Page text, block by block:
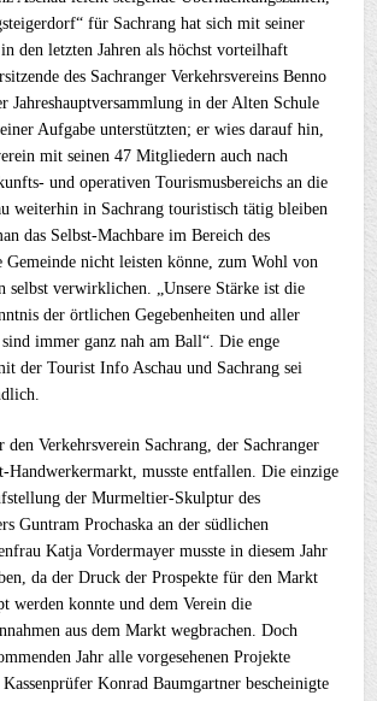
für Sachrang hat sich mit seiner
den letzten Jahren als höchst vorteilhaft
des Sachranger Verkehrsvereins Benno
Jahreshauptversammlung in der Alten Schule
Aufgabe unterstützten; er wies darauf hin,
mit seinen 47 Mitgliedern auch nach
und operativen Tourismusbereichs an die
weiterhin in Sachrang touristisch tätig bleiben
das Selbst-Machbare im Bereich des
Gemeinde nicht leisten könne, zum Wohl von
selbst verwirklichen. „Unsere Stärke ist die
der örtlichen Gegebenheiten und aller
immer ganz nah am Ball“. Die enge
der Tourist Info Aschau und Sachrang sei
Verkehrsverein Sachrang, der Sachranger
Handwerkermarkt, musste entfallen. Die einzige
der Murmeltier-Skulptur des
Guntram Prochaska an der südlichen
Katja Vordermayer musste in diesem Jahr
da der Druck der Prospekte für den Markt
werden konnte und dem Verein die
aus dem Markt wegbrachen. Doch
Jahr alle vorgesehenen Projekte
Konrad Baumgartner bescheinigte